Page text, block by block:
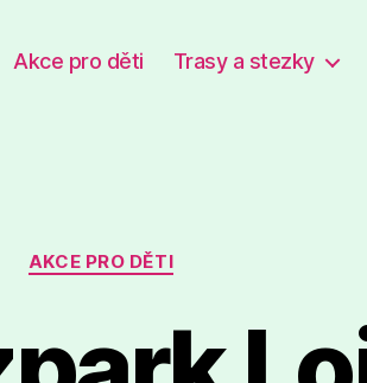
Akce pro děti Trasy a stezky
Rubriky
AKCE PRO DĚTI